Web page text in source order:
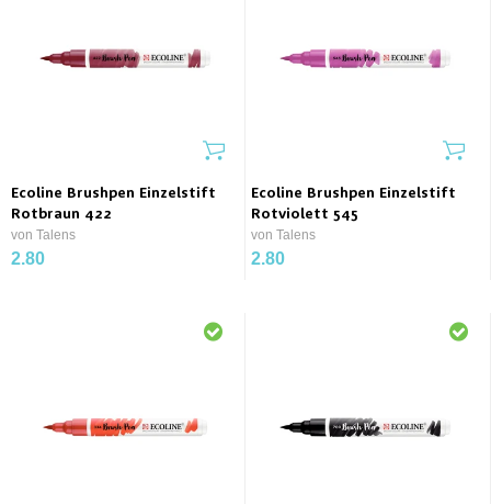
Ecoline Brushpen Einzelstift
Rotbraun 422
von Talens
2.80
Ecoline Brushpen Einzelstift
Rotviolett 545
von Talens
2.80